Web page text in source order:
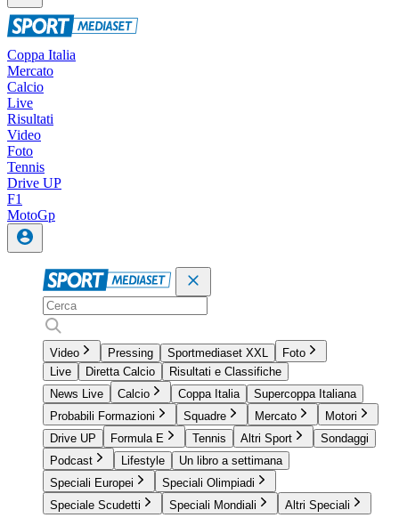
Coppa Italia
Mercato
Calcio
Live
Risultati
Video
Foto
Tennis
Drive UP
F1
MotoGp
Video Pressing Sportmediaset XXL
Foto
Live
Diretta Calcio
Risultati e Classifiche
News Live
Calcio Coppa Italia
Supercoppa Italiana
Probabili Formazioni
Squadre Mercato
Motori
Drive UP
Formula E Tennis Altri Sport
Sondaggi
Podcast
Lifestyle
Un libro a settimana
Speciali Europei
Speciali Olimpiadi
Speciale Scudetti
Speciali Mondiali Altri Speciali